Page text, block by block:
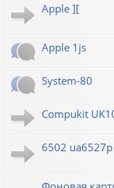
Apple ][
Apple 1js
System-80
Compukit
6502